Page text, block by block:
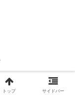
トップ サイドバー